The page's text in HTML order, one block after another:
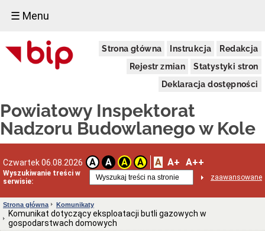
☰ Menu
Strona główna Instrukcja
Redakcja
Rejestr zmian
Statystyki stron
Deklaracja dostępności
Powiatowy Inspektorat
Nadzoru Budowlanego w Kole
Czwartek 06.08.2026 A A A A A A+ A++
Wyszukiwanie treści w
serwisie:
zaawansowane
Cyfrowa
książka
obiektu
budowlanego
Cyfrowa
książka
obiektu
budowlanego
Elektroniczny
dziennik
budowy
Elektroniczny
dziennik
budowy
Strona główna Komunikaty
Komunikat dotyczący eksploatacji butli gazowych w
gospodarstwach domowych